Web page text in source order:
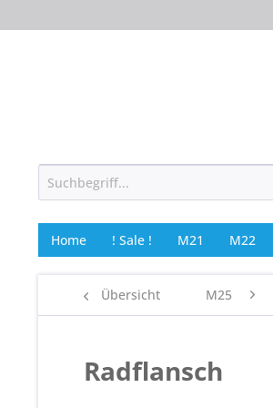
Home ! Sale ! M21 M22
Übersicht M25
Radflansch